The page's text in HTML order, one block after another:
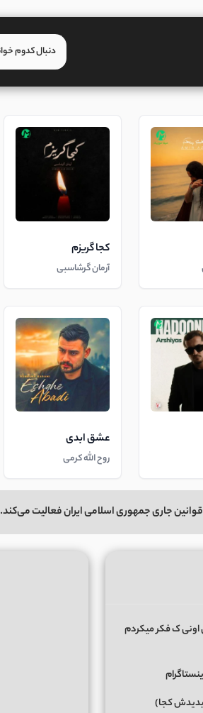
کجا گریزم
آرمان گرشاسبی
عشق ابدی
روح الله کرمی
جاری جمهوری اسلامی ایران فعالیت می‌کند.
اونی ک فکر میکردم
کجا)